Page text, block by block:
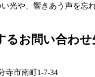
光や、響きあう声を忘
るお問い合わせ
寺市南町1-7-34